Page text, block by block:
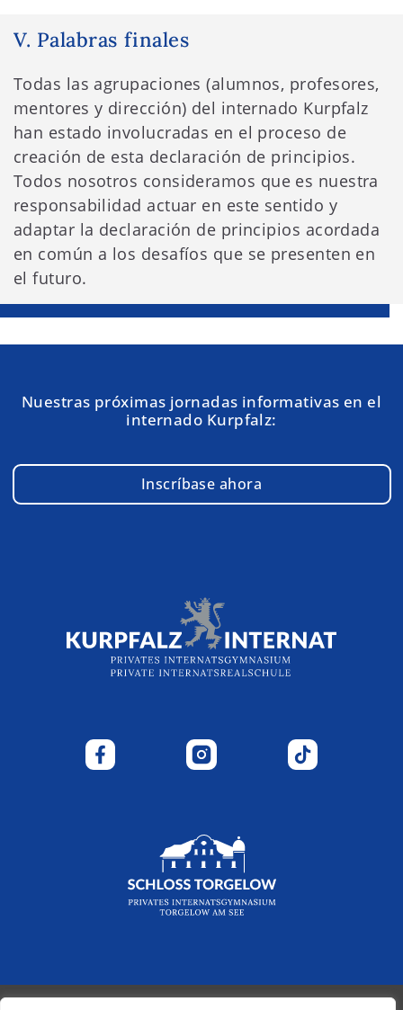
V. Palabras finales
Todas las agrupaciones (alumnos, profesores,
mentores y dirección) del internado Kurpfalz
han estado involucradas en el proceso de
creación de esta declaración de principios.
Todos nosotros consideramos que es nuestra
responsabilidad actuar en este sentido y
adaptar la declaración de principios acordada
en común a los desafíos que se presenten en
el futuro.
Nuestras próximas jornadas informativas en el
internado Kurpfalz:
Inscríbase ahora